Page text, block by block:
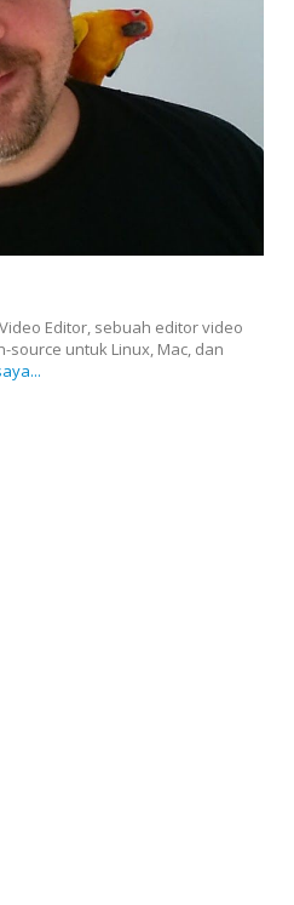
Editor, sebuah editor video
untuk Linux, Mac, dan